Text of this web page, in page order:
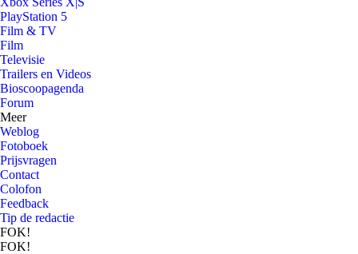
PlayStation 5
Film & TV
Film
Televisie
Trailers en Videos
Bioscoopagenda
Forum
Meer
Weblog
Fotoboek
Prijsvragen
Contact
Colofon
Feedback
Tip de redactie
FOK!
FOK!